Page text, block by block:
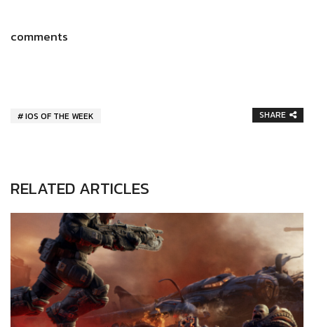
comments
IOS OF THE WEEK SHARE
RELATED ARTICLES